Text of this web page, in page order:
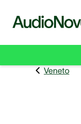
Veneto